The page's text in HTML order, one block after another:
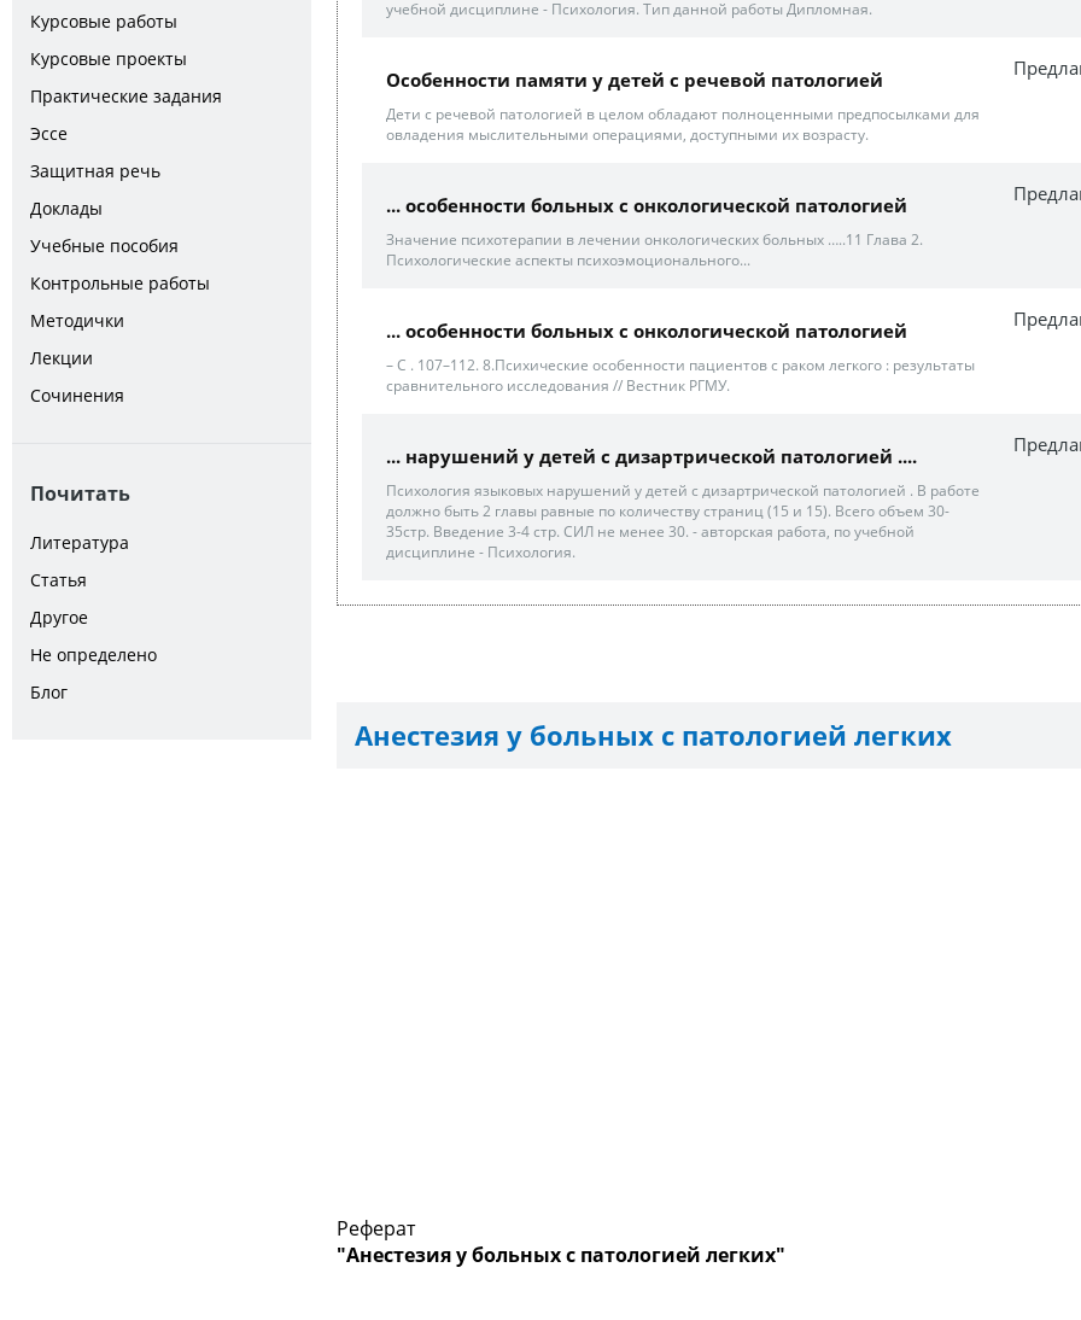
Курсовые работы
Курсовые проекты
Практические задания
Эссе
Защитная речь
Доклады
Учебные пособия
Контрольные работы
Методички
Лекции
Сочинения
Почитать
Литература
Статья
Другое
Не определено
Блог
учебной дисциплине - Психология. Тип данной работы Дипломная.
Особенности памяти у детей с речевой патологией
Дети с речевой патологией в целом обладают полноценными предпосылками для
овладения мыслительными операциями, доступными их возрасту.
... особенности больных с онкологической патологией
Значение психотерапии в лечении онкологических больных …..11 Глава 2.
Психологические аспекты психоэмоционального...
... особенности больных с онкологической патологией
– С . 107–112. 8.Психические особенности пациентов с раком легкого : результаты
сравнительного исследования // Вестник РГМУ.
... нарушений у детей с дизартрической патологией ....
Психология языковых нарушений у детей с дизартрической патологией . В работе
должно быть 2 главы равные по количеству страниц (15 и 15). Всего объем 30-
35стр. Введение 3-4 стр. СИЛ не менее 30. - авторская работа, по учебной
дисциплине - Психология.
Анестезия у больных с патологией легких
Реферат
"Анестезия у больных с патологией легких"